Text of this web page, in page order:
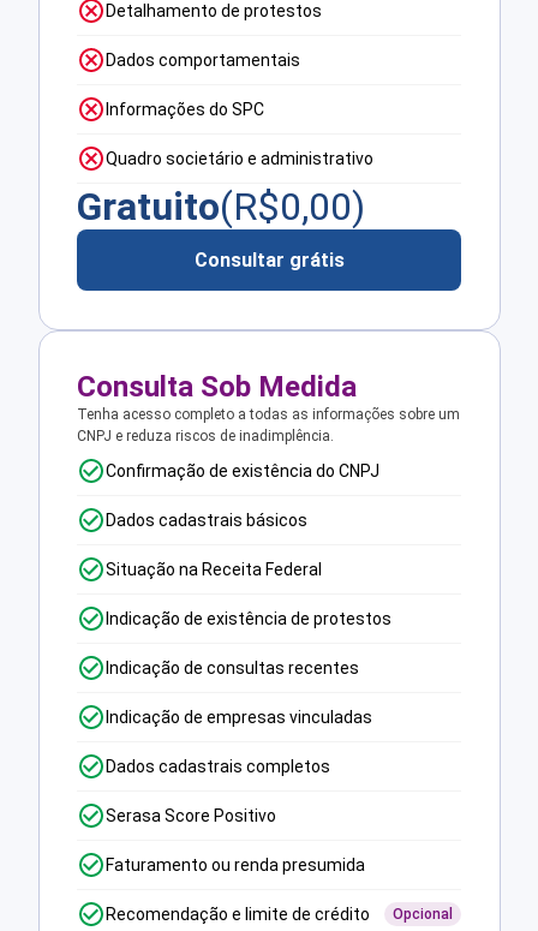
Detalhamento de protestos
Dados comportamentais
Informações do SPC
Quadro societário e administrativo
Gratuito(R$0,00)
Consultar grátis
Consulta Sob Medida
Tenha acesso completo a todas as informações sobre um
CNPJ e reduza riscos de inadimplência.
Confirmação de existência do CNPJ
Dados cadastrais básicos
Situação na Receita Federal
Indicação de existência de protestos
Indicação de consultas recentes
Indicação de empresas vinculadas
Dados cadastrais completos
Serasa Score Positivo
Faturamento ou renda presumida
Recomendação e limite de crédito Opcional